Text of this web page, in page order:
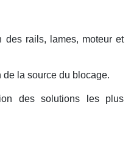
des rails, lames, moteur et
de la source du blocage.
des solutions les plus